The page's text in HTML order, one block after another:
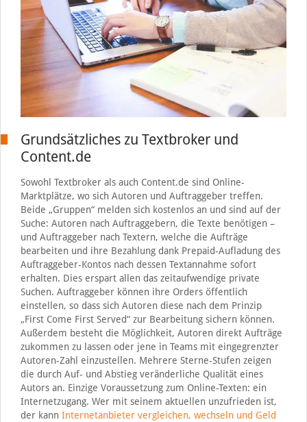
Grundsätzliches zu Textbroker und
Content.de
Sowohl Textbroker als auch Content.de sind Online-
Marktplätze, wo sich Autoren und Auftraggeber treffen.
Beide „Gruppen“ melden sich kostenlos an und sind auf der
Suche: Autoren nach Auftraggebern, die Texte benötigen –
und Auftraggeber nach Textern, welche die Aufträge
bearbeiten und ihre Bezahlung dank Prepaid-Aufladung des
Auftraggeber-Kontos nach dessen Textannahme sofort
erhalten. Dies erspart allen das zeitaufwendige private
Suchen. Auftraggeber können ihre Orders öffentlich
einstellen, so dass sich Autoren diese nach dem Prinzip
„First Come First Served“ zur Bearbeitung sichern können.
Außerdem besteht die Möglichkeit, Autoren direkt Aufträge
zukommen zu lassen oder jene in Teams mit eingegrenzter
Autoren-Zahl einzustellen. Mehrere Sterne-Stufen zeigen
die durch Auf- und Abstieg veränderliche Qualität eines
Autors an. Einzige Voraussetzung zum Online-Texten: ein
Internetzugang. Wer mit seinem aktuellen unzufrieden ist,
der kann Internetanbieter vergleichen, wechseln und Geld